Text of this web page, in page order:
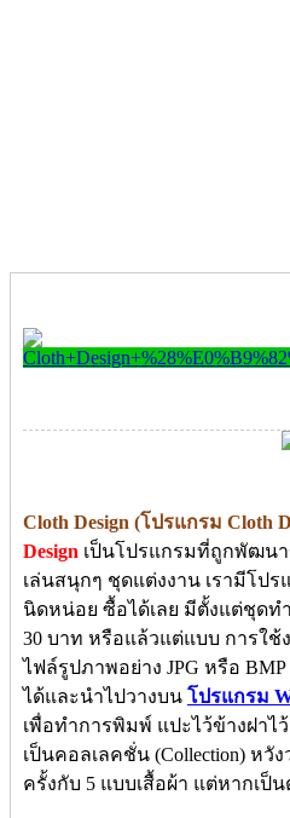
Cloth Design (โปรแกรม Cloth
Design เป็นโปรแกรมที่ถูกพัฒน
เล่นสนุกๆ ชุดแต่งงาน เรามีโป
นิดหน่อย ซื้อได้เลย มีตั้งแต่ชุดท
30 บาท หรือแล้วแต่แบบ การใช้
ไฟล์รูปภาพอย่าง JPG หรือ
ได้และนำไปวางบน โปรแกรม
เพื่อทำการพิมพ์ แปะไว้ข้างฝาไ
เป็นคอลเลคชั่น (Collection) หวั
ครั้งกับ 5 แบบเสื้อผ้า แต่หากเป็น